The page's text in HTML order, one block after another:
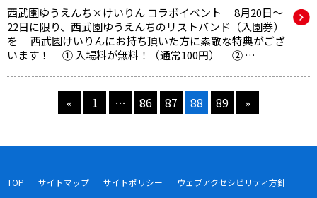
西武園ゆうえんち×けいりん コラボイベント 8月20日～
22日に限り、西武園ゆうえんちのリストバンド（入園券）
を 西武園けいりんにお持ち頂いた方に素敵な特典がござ
います！ ① 入場料が無料！（通常100円） ② …
« 1 … 86 87 88 89 »
TOP サイトマップ サイトポリシー ウェブアクセシビリティ方針